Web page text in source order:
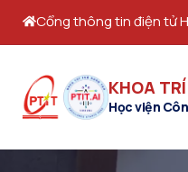
Cổng thông tin điện tử
KHOA
Học viện